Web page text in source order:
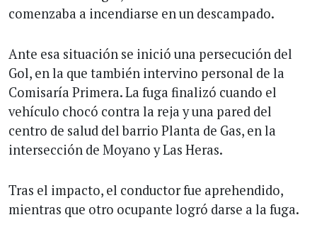
comenzaba a incendiarse en un descampado.
Ante esa situación se inició una persecución del
Gol, en la que también intervino personal de la
Comisaría Primera. La fuga finalizó cuando el
vehículo chocó contra la reja y una pared del
centro de salud del barrio Planta de Gas, en la
intersección de Moyano y Las Heras.
Tras el impacto, el conductor fue aprehendido,
mientras que otro ocupante logró darse a la fuga.